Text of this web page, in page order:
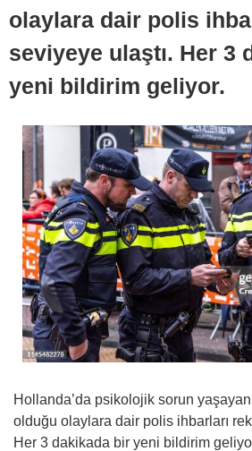
olaylara dair polis
seviyeye ulaştı. Her 3
yeni bildirim geliyor.
Hollanda’da psikolojik sorun
olduğu olaylara dair polis ihbarları
Her 3 dakikada bir yeni bildirim